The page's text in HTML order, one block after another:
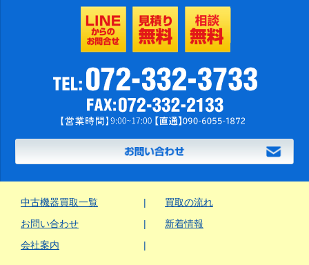
中古機器買取一覧
買取の流れ
お問い合わせ
新着情報
会社案内